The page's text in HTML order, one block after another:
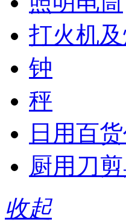
打火机
钟
秤
日用百
厨用刀
收起